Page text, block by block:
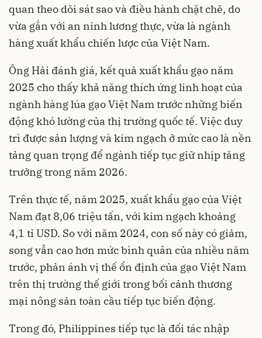
quan theo dõi sát sao và điều hành chặt chẽ, do
vừa gắn với an ninh lương thực, vừa là ngành
hàng xuất khẩu chiến lược của Việt Nam.
Ông Hải đánh giá, kết quả xuất khẩu gạo năm
2025 cho thấy khả năng thích ứng linh hoạt của
ngành hàng lúa gạo Việt Nam trước những biến
động khó lường của thị trường quốc tế. Việc duy
trì được sản lượng và kim ngạch ở mức cao là nền
tảng quan trọng để ngành tiếp tục giữ nhịp tăng
trưởng trong năm 2026.
Trên thực tế, năm 2025, xuất khẩu gạo của Việt
Nam đạt 8,06 triệu tấn, với kim ngạch khoảng
4,1 tỉ USD. So với năm 2024, con số này có giảm,
song vẫn cao hơn mức bình quân của nhiều năm
trước, phản ánh vị thế ổn định của gạo Việt Nam
trên thị trường thế giới trong bối cảnh thương
mại nông sản toàn cầu tiếp tục biến động.
Trong đó, Philippines tiếp tục là đối tác nhập